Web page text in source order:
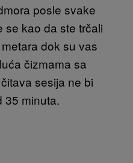
posle svake
se kao da ste trčali
dok su vas
čizmama sa
sesija ne bi
35 minuta.